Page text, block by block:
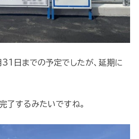
日までの予定でしたが、延期に
了するみたいですね。